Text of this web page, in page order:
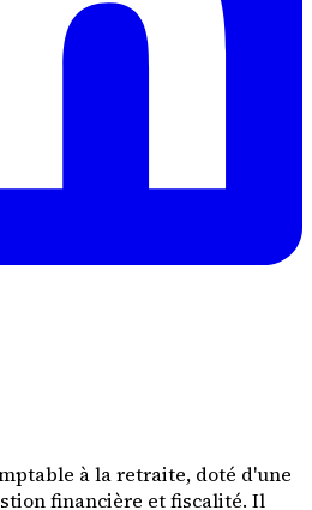
à la retraite, doté d'une
financière et fiscalité. Il